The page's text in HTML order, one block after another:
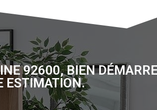
92600, BIEN
ESTIMATION.